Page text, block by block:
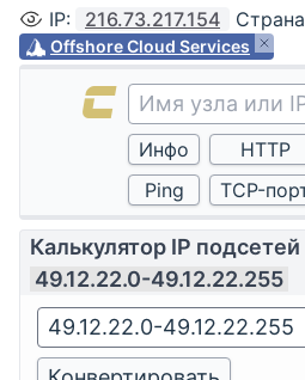
IP: 216.73.217.154 Страна
Offshore Cloud Services
Калькулятор IP подсетей
49.12.22.0-49.12.22.255